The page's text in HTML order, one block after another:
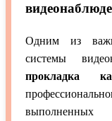
Одним из
системы
прокладка
выполненных